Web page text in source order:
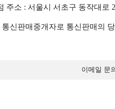
주소 : 서울시 서초구 동작대로
신판매중개자로 통신판매의
이메일 문의